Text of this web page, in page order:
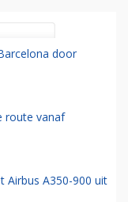
door
route vanaf
Airbus A350-900 uit